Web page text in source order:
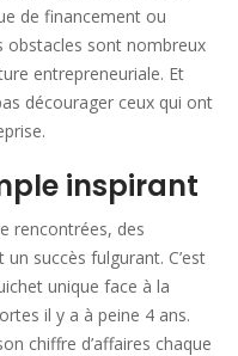
de financement ou
obstacles sont nombreux
entrepreneuriale. Et
décourager ceux qui ont
inspirant
rencontrées, des
succès fulgurant. C’est
unique face à la
il y a à peine 4 ans.
chiffre d’affaires chaque